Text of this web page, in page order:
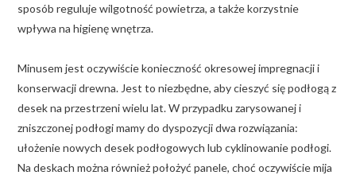
sposób reguluje wilgotność powietrza, a także korzystnie
wpływa na higienę wnętrza.
Minusem jest oczywiście konieczność okresowej impregnacji i
konserwacji drewna. Jest to niezbędne, aby cieszyć się podłogą z
desek na przestrzeni wielu lat. W przypadku zarysowanej i
zniszczonej podłogi mamy do dyspozycji dwa rozwiązania:
ułożenie nowych desek podłogowych lub cyklinowanie podłogi.
Na deskach można również położyć panele, choć oczywiście mija